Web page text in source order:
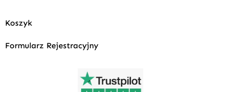
Koszyk
Formularz Rejestracyjny